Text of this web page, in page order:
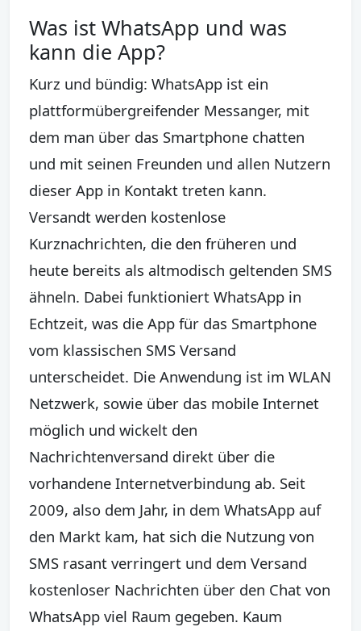
Was ist WhatsApp und was
kann die App?
Kurz und bündig: WhatsApp ist ein
plattformübergreifender Messanger, mit
dem man über das Smartphone chatten
und mit seinen Freunden und allen Nutzern
dieser App in Kontakt treten kann.
Versandt werden kostenlose
Kurznachrichten, die den früheren und
heute bereits als altmodisch geltenden SMS
ähneln. Dabei funktioniert WhatsApp in
Echtzeit, was die App für das Smartphone
vom klassischen SMS Versand
unterscheidet. Die Anwendung ist im WLAN
Netzwerk, sowie über das mobile Internet
möglich und wickelt den
Nachrichtenversand direkt über die
vorhandene Internetverbindung ab. Seit
2009, also dem Jahr, in dem WhatsApp auf
den Markt kam, hat sich die Nutzung von
SMS rasant verringert und dem Versand
kostenloser Nachrichten über den Chat von
WhatsApp viel Raum gegeben. Kaum